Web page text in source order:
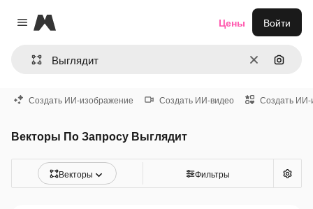
Close menu
Magnific
ОчиститьПоиск
Цены Войти
Создать ИИ-изображение Создать ИИ-видео Создать ИИ-
Векторы По Запросу Выглядит
Векторы Фильтры